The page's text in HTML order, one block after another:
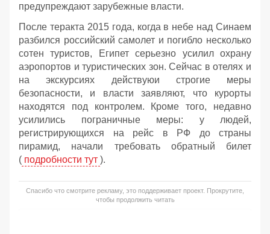
предупреждают зарубежные власти.
После теракта 2015 года, когда в небе над Синаем
разбился российский самолет и погибло несколько
сотен туристов, Египет серьезно усилил охрану
аэропортов и туристических зон. Сейчас в отелях и
на экскурсиях действуюи строгие меры
безопасности, и власти заявляют, что курорты
находятся под контролем. Кроме того, недавно
усилились пограничные меры: у людей,
регистрирующихся на рейс в РФ до страны
пирамид, начали требовать обратный билет
( подробности тут ).
Спасибо что смотрите рекламу, это поддерживает проект. Прокрутите,
чтобы продолжить читать